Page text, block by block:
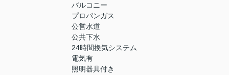
バルコニー
プロパンガス
公営水道
公共下水
24時間換気システム
電気有
照明器具付き